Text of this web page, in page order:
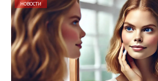
НОВОСТИ